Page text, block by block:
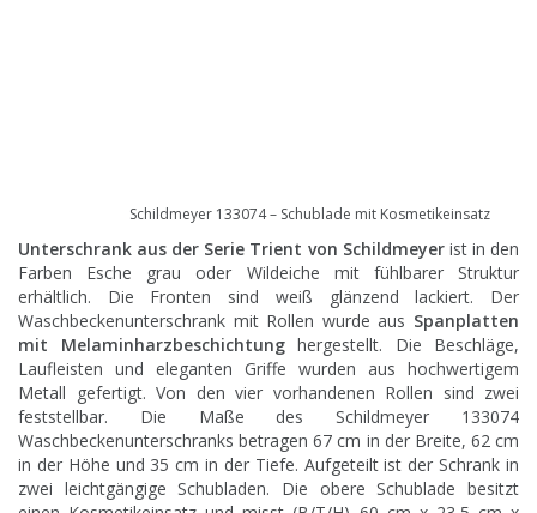
Schildmeyer 133074 – Schublade mit Kosmetikeinsatz
Unterschrank aus der Serie Trient von Schildmeyerist in den
Farben Esche grau oder Wildeiche mit fühlbarer Struktur
erhältlich. Die Fronten sind weiß glänzend lackiert. Der
Waschbeckenunterschrank mit Rollen wurde aus Spanplatten
mit Melaminharzbeschichtunghergestellt. Die Beschläge,
Laufleisten und eleganten Griffe wurden aus hochwertigem
Metall gefertigt. Von den vier vorhandenen Rollen sind zwei
feststellbar. Die Maße des Schildmeyer 133074
Waschbeckenunterschranks betragen 67 cm in der Breite, 62 cm
in der Höhe und 35 cm in der Tiefe. Aufgeteilt ist der Schrank in
zwei leichtgängige Schubladen. Die obere Schublade besitzt